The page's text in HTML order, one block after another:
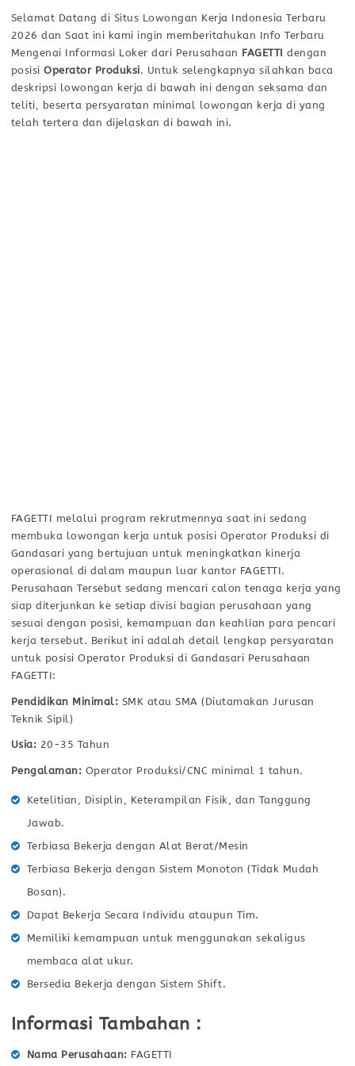
Selamat Datang di Situs Lowongan Kerja Indonesia Terbaru
2026 dan Saat ini kami ingin memberitahukan Info Terbaru
Mengenai Informasi Loker dari Perusahaan FAGETTI dengan
posisiOperator Produksi. Untuk selengkapnya silahkan baca
deskripsi lowongan kerja di bawah ini dengan seksama dan
teliti, beserta persyaratan minimal lowongan kerja di yang
telah tertera dan dijelaskan di bawah ini.
FAGETTI melalui program rekrutmennya saat ini sedang
membuka lowongan kerja untuk posisi Operator Produksi di
Gandasari yang bertujuan untuk meningkatkan kinerja
operasional di dalam maupun luar kantor FAGETTI.
Perusahaan Tersebut sedang mencari calon tenaga kerja yang
siap diterjunkan ke setiap divisi bagian perusahaan yang
sesuai dengan posisi, kemampuan dan keahlian para pencari
kerja tersebut. Berikut ini adalah detail lengkap persyaratan
untuk posisi Operator Produksi di Gandasari Perusahaan
FAGETTI:
Pendidikan Minimal: SMK atau SMA (Diutamakan Jurusan
Teknik Sipil)
Usia: 20-35 Tahun
Pengalaman: Operator Produksi/CNC minimal 1 tahun.
Ketelitian, Disiplin, Keterampilan Fisik, dan Tanggung
Jawab.
Terbiasa Bekerja dengan Alat Berat/Mesin
Terbiasa Bekerja dengan Sistem Monoton (Tidak Mudah
Bosan).
Dapat Bekerja Secara Individu ataupun Tim.
Memiliki kemampuan untuk menggunakan sekaligus
membaca alat ukur.
Bersedia Bekerja dengan Sistem Shift.
Informasi Tambahan :
Nama Perusahaan FAGETTI